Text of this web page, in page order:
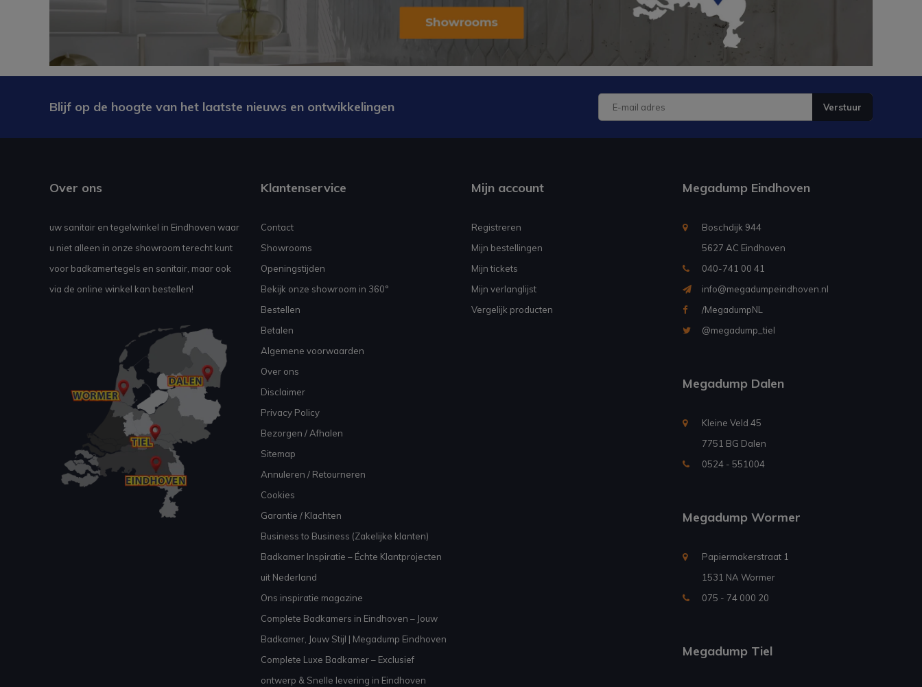
Blijf op de hoogte van het laatste nieuws en ontwikkelingen Verstuur
Over ons
uw sanitair en tegelwinkel in Eindhoven waar
u niet alleen in onze showroom terecht kunt
voor badkamertegels en sanitair, maar ook
via de online winkel kan bestellen!
Klantenservice
Contact
Showrooms
Openingstijden
Bekijk onze showroom in 360°
Bestellen
Betalen
Algemene voorwaarden
Over ons
Disclaimer
Privacy Policy
Bezorgen / Afhalen
Sitemap
Annuleren / Retourneren
Cookies
Garantie / Klachten
Business to Business (Zakelijke klanten)
Badkamer Inspiratie – Échte Klantprojecten
uit Nederland
Ons inspiratie magazine
Complete Badkamers in Eindhoven – Jouw
Badkamer, Jouw Stijl | Megadump Eindhoven
Complete Luxe Badkamer – Exclusief
ontwerp & Snelle levering in Eindhoven
Mijn account
Registreren
Mijn bestellingen
Mijn tickets
Mijn verlanglijst
Vergelijk producten
Megadump Eindhoven
Boschdijk 944
5627 AC Eindhoven
040-741 00 41
info@megadumpeindhoven.nl
/MegadumpNL
@megadump_tiel
Megadump Dalen
Kleine Veld 45
7751 BG Dalen
0524 - 551004
Megadump Wormer
Papiermakerstraat 1
1531 NA Wormer
075 - 74 000 20
Megadump Tiel